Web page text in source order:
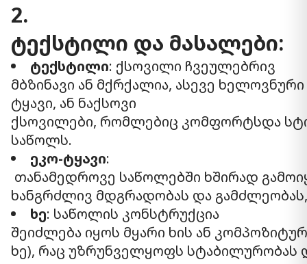
2.
ტექსტილი და მასალები:
ტექსტილი: ქსოვილი ჩვეულებრივ
მბზინავი ან მქრქალია, ასევე ხელოვნური
ტყავი, ან ნაქსოვი
ქსოვილები, რომლებიც კომფორტსდა
საწოლს.
ეკო-ტყავი:
თანამედროვე საწოლებში ხშირად
ხანგრძლივ მდგრადობას და
ხე: საწოლის კონსტრუქცია
შეიძლება იყოს მყარი ხის ან
ხე), რაც უზრუნველყოფს სტაბილურობას